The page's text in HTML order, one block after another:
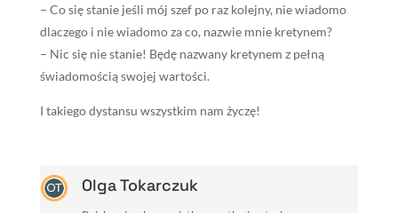
– Co się stanie jeśli mój szef po raz kolejny, nie wiadomo
dlaczego i nie wiadomo za co, nazwie mnie kretynem?
– Nic się nie stanie! Będę nazwany kretynem z pełną
świadomością swojej wartości.
I takiego dystansu wszystkim nam życzę!
Olga Tokarczuk